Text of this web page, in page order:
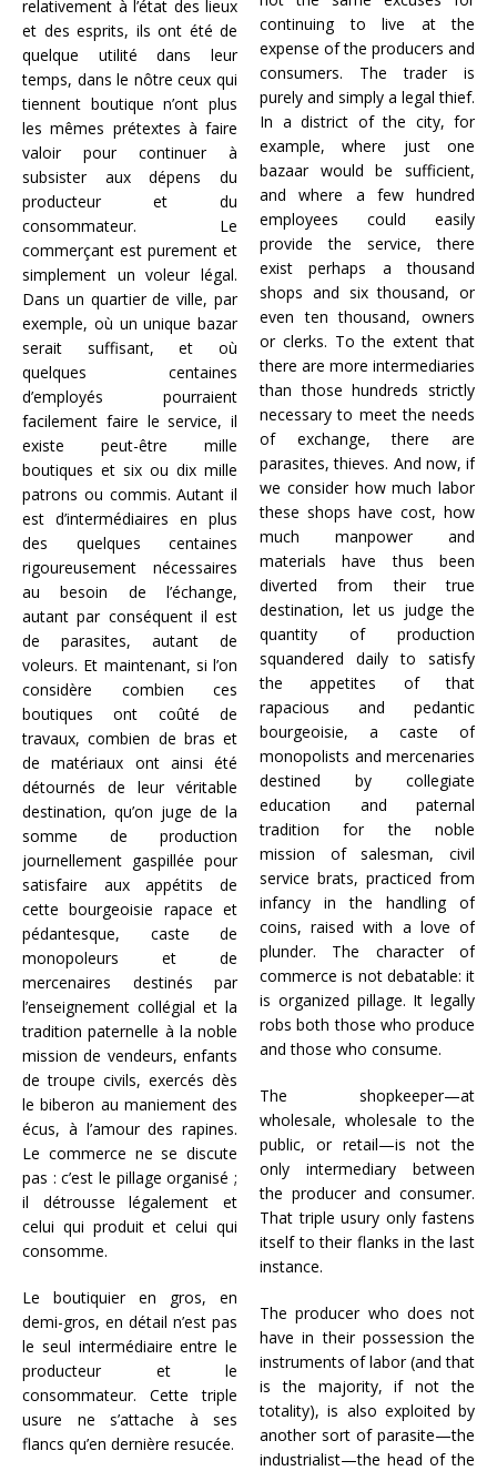
relativement à l’état des lieux
et des esprits, ils ont été de
quelque utilité dans leur
temps, dans le nôtre ceux qui
tiennent boutique n’ont plus
les mêmes prétextes à faire
valoir pour continuer à
subsister aux dépens du
producteur et du
consommateur. Le
commerçant est purement et
simplement un voleur légal.
Dans un quartier de ville, par
exemple, où un unique bazar
serait suffisant, et où
quelques centaines
d’employés pourraient
facilement faire le service, il
existe peut-être mille
boutiques et six ou dix mille
patrons ou commis. Autant il
est d’intermédiaires en plus
des quelques centaines
rigoureusement nécessaires
au besoin de l’échange,
autant par conséquent il est
de parasites, autant de
voleurs. Et maintenant, si l’on
considère combien ces
boutiques ont coûté de
travaux, combien de bras et
de matériaux ont ainsi été
détournés de leur véritable
destination, qu’on juge de la
somme de production
journellement gaspillée pour
satisfaire aux appétits de
cette bourgeoisie rapace et
pédantesque, caste de
monopoleurs et de
mercenaires destinés par
l’enseignement collégial et la
tradition paternelle à la noble
mission de vendeurs, enfants
de troupe civils, exercés dès
le biberon au maniement des
écus, à l’amour des rapines.
Le commerce ne se discute
pas : c’est le pillage organisé ;
il détrousse légalement et
celui qui produit et celui qui
consomme.
Le boutiquier en gros, en
demi-gros, en détail n’est pas
le seul intermédiaire entre le
producteur et le
consommateur. Cette triple
usure ne s’attache à ses
flancs qu’en dernière resucée.
continuing to live at the
expense of the producers and
consumers. The trader is
purely and simply a legal thief.
In a district of the city, for
example, where just one
bazaar would be sufficient,
and where a few hundred
employees could easily
provide the service, there
exist perhaps a thousand
shops and six thousand, or
even ten thousand, owners
or clerks. To the extent that
there are more intermediaries
than those hundreds strictly
necessary to meet the needs
of exchange, there are
parasites, thieves. And now, if
we consider how much labor
these shops have cost, how
much manpower and
materials have thus been
diverted from their true
destination, let us judge the
quantity of production
squandered daily to satisfy
the appetites of that
rapacious and pedantic
bourgeoisie, a caste of
monopolists and mercenaries
destined by collegiate
education and paternal
tradition for the noble
mission of salesman, civil
service brats, practiced from
infancy in the handling of
coins, raised with a love of
plunder. The character of
commerce is not debatable: it
is organized pillage. It legally
robs both those who produce
and those who consume.
The shopkeeper—at
wholesale, wholesale to the
public, or retail—is not the
only intermediary between
the producer and consumer.
That triple usury only fastens
itself to their flanks in the last
instance.
The producer who does not
have in their possession the
instruments of labor (and that
is the majority, if not the
totality), is also exploited by
another sort of parasite—the
industrialist—the head of the